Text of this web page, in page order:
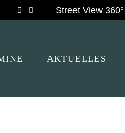
Tripadvisor
Street View
AKTUELLES